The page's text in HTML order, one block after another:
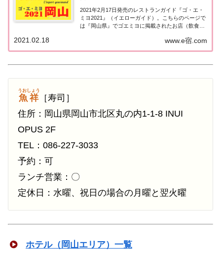
2021年2月17日発売のレストランガイド『ゴ・エ・
ミヨ2021』（イエローガイド）。こちらのページで
は『岡山県』でゴエミヨに掲載されたお店（飲食
エミヨ2021『岡山県』中国地方「岡山エリア」で
「ゴ・エ・ミヨ2021」に掲載されたお店...
www.e宿.com
2021.02.18
魚祥
うおしょう
［寿司］
住所：岡山県岡山市北区丸の内1-1-8 INUI
OPUS 2F
TEL：086-227-3033
予約：可
ランチ営業：〇
定休日：水曜、祝日の場合の月曜と翌火曜
ホテル（岡山エリア）一覧